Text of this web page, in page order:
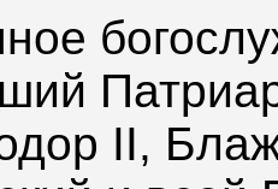
II,